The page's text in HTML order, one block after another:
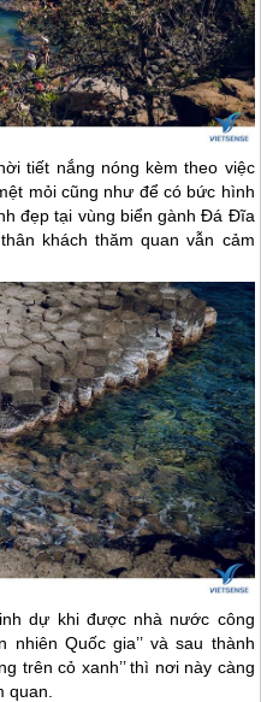
tiết nắng nóng kèm theo việc
mỏi cũng như để có bức hình
đẹp tại vùng biển gành Đá Đĩa
khách thăm quan vẫn cảm
dự khi được nhà nước công
nhiên Quốc gia’’ và sau thành
trên cỏ xanh’’ thì nơi này càng
quan.